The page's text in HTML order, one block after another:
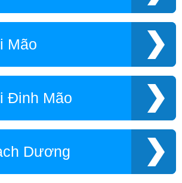
Mão
Đinh Mão
Dương